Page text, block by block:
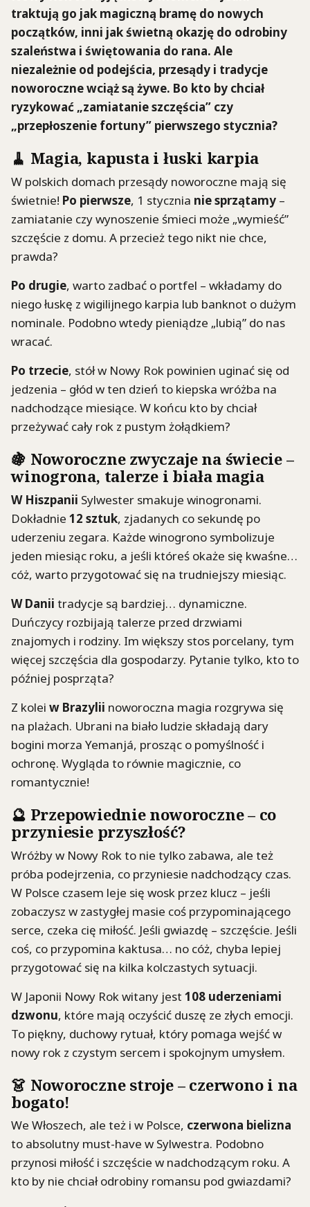
traktują go jak magiczną bramę do nowych
początków, inni jak świetną okazję do odrobiny
szaleństwa i świętowania do rana. Ale
niezależnie od podejścia, przesądy i tradycje
noworoczne wciąż są żywe. Bo kto by chciał
ryzykować „zamiatanie szczęścia” czy
„przepłoszenie fortuny” pierwszego stycznia?
🧹 Magia, kapusta i łuski karpia
W polskich domach przesądy noworoczne mają się
świetnie! Po pierwsze, 1 stycznia nie sprzątamy –
zamiatanie czy wynoszenie śmieci może „wymieść”
szczęście z domu. A przecież tego nikt nie chce,
prawda?
Po drugie, warto zadbać o portfel – wkładamy do
niego łuskę z wigilijnego karpia lub banknot o dużym
nominale. Podobno wtedy pieniądze „lubią” do nas
wracać.
Po trzecie, stół w Nowy Rok powinien uginać się od
jedzenia – głód w ten dzień to kiepska wróżba na
nadchodzące miesiące. W końcu kto by chciał
przeżywać cały rok z pustym żołądkiem?
🍇 Noworoczne zwyczaje na świecie –
winogrona, talerze i biała magia
W Hiszpanii Sylwester smakuje winogronami.
Dokładnie 12 sztuk, zjadanych co sekundę po
uderzeniu zegara. Każde winogrono symbolizuje
jeden miesiąc roku, a jeśli któreś okaże się kwaśne…
cóż, warto przygotować się na trudniejszy miesiąc.
W Danii tradycje są bardziej… dynamiczne.
Duńczycy rozbijają talerze przed drzwiami
znajomych i rodziny. Im większy stos porcelany, tym
więcej szczęścia dla gospodarzy. Pytanie tylko, kto to
później posprząta?
Z kolei w Brazylii noworoczna magia rozgrywa się
na plażach. Ubrani na biało ludzie składają dary
bogini morza Yemanjá, prosząc o pomyślność i
ochronę. Wygląda to równie magicznie, co
romantycznie!
🔮 Przepowiednie noworoczne – co
przyniesie przyszłość?
Wróżby w Nowy Rok to nie tylko zabawa, ale też
próba podejrzenia, co przyniesie nadchodzący czas.
W Polsce czasem leje się wosk przez klucz – jeśli
zobaczysz w zastygłej masie coś przypominającego
serce, czeka cię miłość. Jeśli gwiazdę – szczęście. Jeśli
coś, co przypomina kaktusa… no cóż, chyba lepiej
przygotować się na kilka kolczastych sytuacji.
W Japonii Nowy Rok witany jest 108 uderzeniami
dzwonu, które mają oczyścić duszę ze złych emocji.
To piękny, duchowy rytuał, który pomaga wejść w
nowy rok z czystym sercem i spokojnym umysłem.
👗 Noworoczne stroje – czerwono i na
bogato!
We Włoszech, ale też i w Polsce, czerwona bielizna
to absolutny must-have w Sylwestra. Podobno
przynosi miłość i szczęście w nadchodzącym roku. A
kto by nie chciał odrobiny romansu pod gwiazdami?